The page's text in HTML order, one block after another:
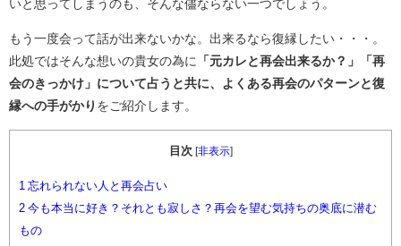
いと思ってしまうのも、そんな儘ならない一つでしょう。
もう一度会って話が出来ないかな。出来るなら復縁したい・・・。
此処ではそんな想いの貴女の為に
「元カレと再会出来るか？」「再
会のきっかけ」について占うと共に、よくある再会のパターンと復
縁への手がかり をご紹介します。
目次 [非表示]
1 忘れられない人と再会占い
2 今も本当に好き？それとも寂しさ？再会を望む気持ちの奥底に潜む
もの